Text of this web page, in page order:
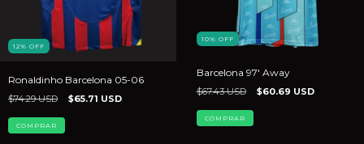
12% OFF
Ronaldinho Barcelona 05-06
$74.29 USD $65.71 USD
COMPRAR
10% OFF
Barcelona 97' Away
$67.43 USD $60.69 USD
COMPRAR